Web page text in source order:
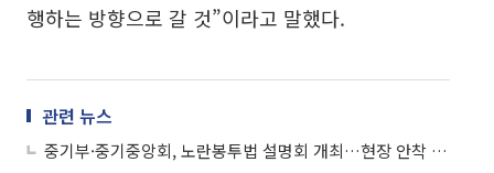
행하는 방향으로 갈 것”이라고 말했다.
관련 뉴스
중기부·중기중앙회, 노란봉투법 설명회 개최…현장 안착 지원